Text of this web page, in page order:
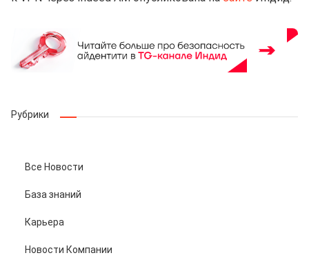
Рубрики
Все Новости
База знаний
Карьера
Новости Компании